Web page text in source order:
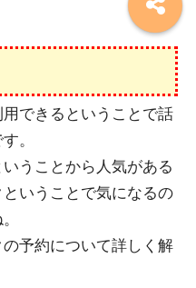
できるということで話
。
うことから人気がある
いうことで気になるの
予約について詳しく解